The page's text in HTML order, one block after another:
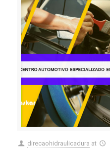
direcaohidraulicadura at